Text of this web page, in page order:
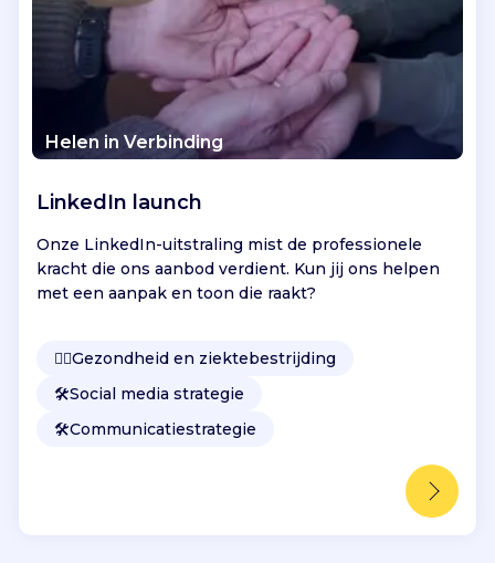
Helen in Verbinding
LinkedIn launch
Onze LinkedIn-uitstraling mist de professionele
kracht die ons aanbod verdient. Kun jij ons helpen
met een aanpak en toon die raakt?
👩‍⚕️Gezondheid en ziektebestrijding
🛠️Social media strategie
🛠️Communicatiestrategie